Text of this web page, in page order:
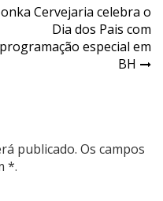
Cervejaria celebra o
Dia dos Pais com
programação especial em
BH
publicado. Os campos
*.